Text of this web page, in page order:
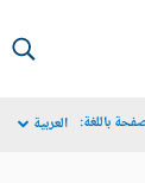
باللغة: العربية